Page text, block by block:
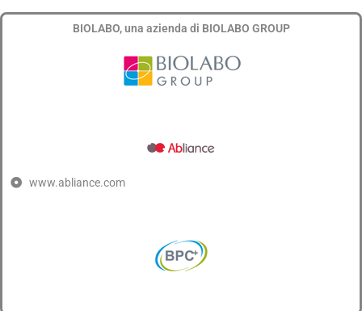
BIOLABO, una azienda di BIOLABO GROUP
www.abliance.com